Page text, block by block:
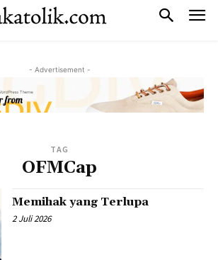
- Advertisement -
TAG
OFMCap
Memihak yang Terlupa
2 Juli 2026